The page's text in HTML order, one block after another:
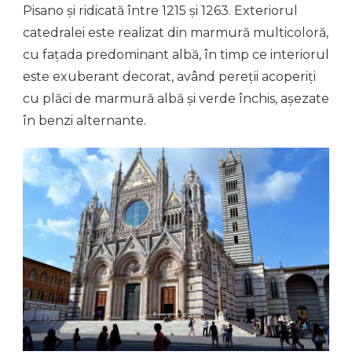
Pisano și ridicată între 1215 și 1263. Exteriorul
catedralei este realizat din marmură multicoloră,
cu fațada predominant albă, în timp ce interiorul
este exuberant decorat, având pereții acoperiți
cu plăci de marmură albă și verde închis, așezate
în benzi alternante.